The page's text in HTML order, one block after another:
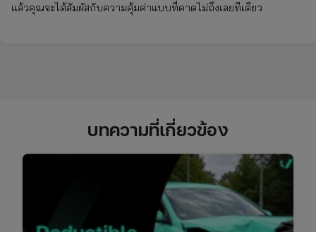
แล้วคุณจะได้สัมผัสกับความคุ้มค่าแบบที่คาดไม่ถึงเลยทีเดียว
บทความที่เกี่ยวข้อง